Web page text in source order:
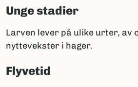
Unge stadier
Larven lever på ulike urter, av
nyttevekster i hager.
Flyvetid